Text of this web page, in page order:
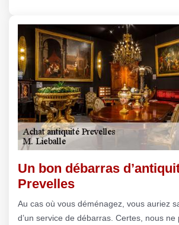
Un bon débarras
Prevelles
Au cas où vous déménagez, vous auriez
d’un service de débarras. Certes, nous ne